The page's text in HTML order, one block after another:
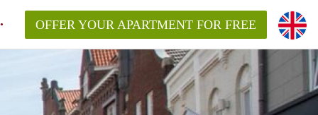
OFFER YOUR APARTMENT FOR FREE